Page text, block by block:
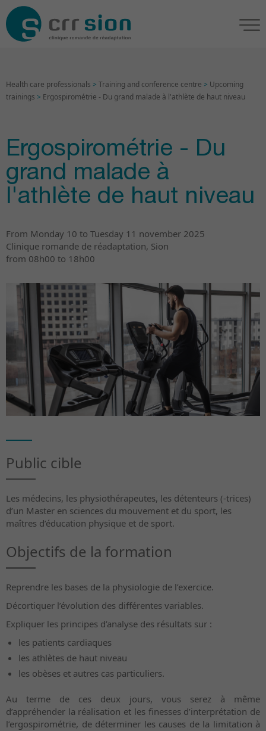
Health care professionals > Training and conference centre > Upcoming
trainings > Ergospirométrie - Du grand malade à l'athlète de haut niveau
Ergospirométrie - Du
grand malade à
l'athlète de haut niveau
From Monday 10 to Tuesday 11 november 2025
Clinique romande de réadaptation, Sion
from 08h00 to 18h00
Public cible
Les médecins, les physiothérapeutes, les détenteurs (-trices)
d’un Master en sciences du mouvement et du sport, les
maîtres d’éducation physique et de sport.
Objectifs de la formation
Reprendre les bases de la physiologie de l’exercice.
Décortiquer l’évolution des différentes variables.
Expliquer les principes d’analyse des résultats sur :
les patients cardiaques
les athlètes de haut niveau
les obèses et autres cas particuliers.
Au terme de ces deux jours, vous serez à même
d’appréhender la réalisation et les finesses d’interprétation de
l’ergospirométrie, de déterminer les causes de la limitation à